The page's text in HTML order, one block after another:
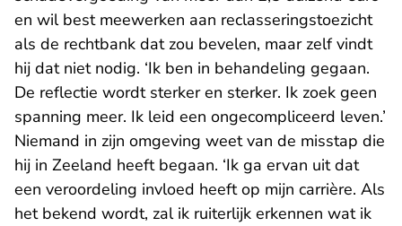
en wil best meewerken aan reclasseringstoezicht
als de rechtbank dat zou bevelen, maar zelf vindt
hij dat niet nodig. ‘Ik ben in behandeling gegaan.
De reflectie wordt sterker en sterker. Ik zoek geen
spanning meer. Ik leid een ongecompliceerd leven.’
Niemand in zijn omgeving weet van de misstap die
hij in Zeeland heeft begaan. ‘Ik ga ervan uit dat
een veroordeling invloed heeft op mijn carrière. Als
het bekend wordt, zal ik ruiterlijk erkennen wat ik